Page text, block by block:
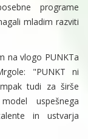
programe
mladim razviti
na vlogo PUNKTa
"PUNKT ni
tudi za širše
uspešnega
in ustvarja